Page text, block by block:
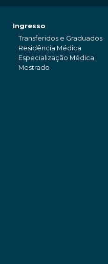
Ingresso
Transferidos e Graduados
Residência Médica
Especialização Médica
Mestrado